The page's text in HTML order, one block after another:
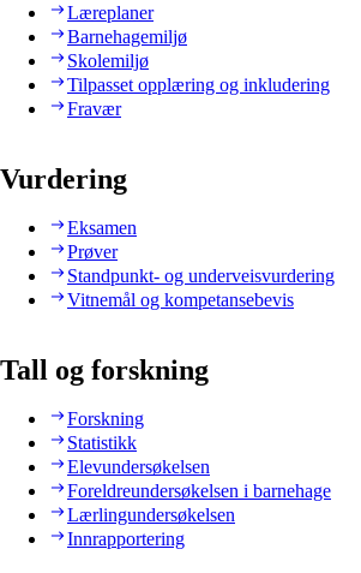
Læreplaner
Barnehagemiljø
Skolemiljø
Tilpasset opplæring og inkludering
Fravær
Vurdering
Eksamen
Prøver
Standpunkt- og underveisvurdering
Vitnemål og kompetansebevis
Tall og forskning
Forskning
Statistikk
Elevundersøkelsen
Foreldreundersøkelsen i barnehage
Lærlingundersøkelsen
Innrapportering